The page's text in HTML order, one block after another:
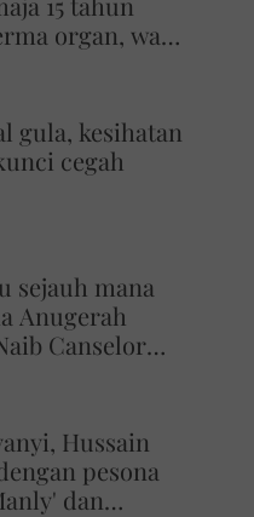
organ, walk
gula, kesihatan
cegah
sejauh mana
Anugerah
Canselor
Hussain
pesona
dan